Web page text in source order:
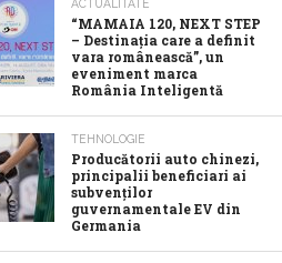
ACTUALITATE
“MAMAIA 120, NEXT STEP
– Destinația care a definit
vara românească”, un
eveniment marca
România Inteligentă
TEHNOLOGIE
Producătorii auto chinezi,
principalii beneficiari ai
subvenților
guvernamentale EV din
Germania